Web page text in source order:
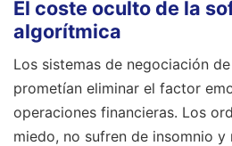
El coste oculto de la
algorítmica
Los sistemas de negociación
prometían eliminar el factor
operaciones financieras. Los
miedo, no sufren de insomnio y